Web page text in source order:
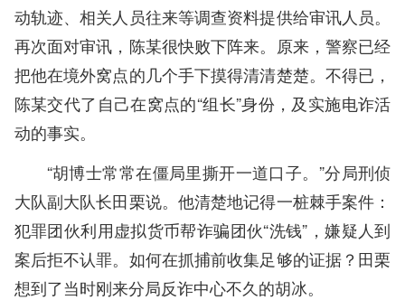
动轨迹、相关人员往来等调查资料提供给审讯人员。
再次面对审讯，陈某很快败下阵来。原来，警察已经
把他在境外窝点的几个手下摸得清清楚楚。不得已，
陈某交代了自己在窝点的“组长”身份，及实施电诈活
动的事实。
“胡博士常常在僵局里撕开一道口子。”分局刑侦
大队副大队长田栗说。他清楚地记得一桩棘手案件：
犯罪团伙利用虚拟货币帮诈骗团伙“洗钱”，嫌疑人到
案后拒不认罪。如何在抓捕前收集足够的证据？田栗
想到了当时刚来分局反诈中心不久的胡冰。